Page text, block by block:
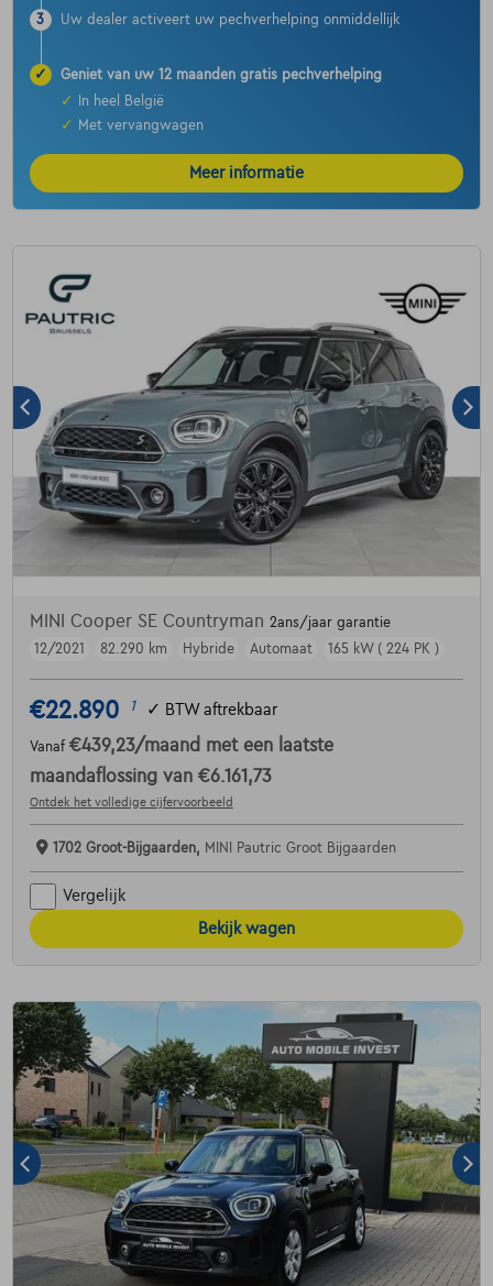
3 Uw dealer activeert uw pechverhelping onmiddellijk
✓
Geniet van uw 12 maanden gratis pechverhelping
✓
In heel België
✓
Met vervangwagen
Meer informatie
MINI Cooper SE Countryman 2ans/jaar garantie
12/2021
82.290 km Hybride Automaat 165 kW ( 224 PK )
€22.890 1 ✓ BTW aftrekbaar
Vanaf €439,23/maand met een laatste
maandaflossing van €6.161,73
Ontdek het volledige cijfervoorbeeld
1702 Groot-Bijgaarden, MINI Pautric Groot Bijgaarden
Vergelijk
Bekijk wagen